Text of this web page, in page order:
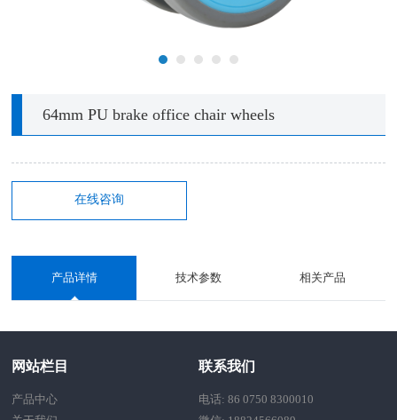
64mm PU brake office chair wheels
在线咨询
产品详情 技术参数 相关产品
网站栏目
产品中心
联系我们
电话: 86 0750 8300010